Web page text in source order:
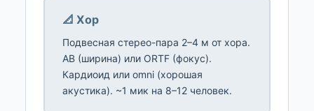
📐 Хор
Подвесная стерео-пара 2–4 м от хора.
AB (ширина) или ORTF (фокус).
Кардиоид или omni (хорошая
акустика). ~1 мик на 8–12 человек.